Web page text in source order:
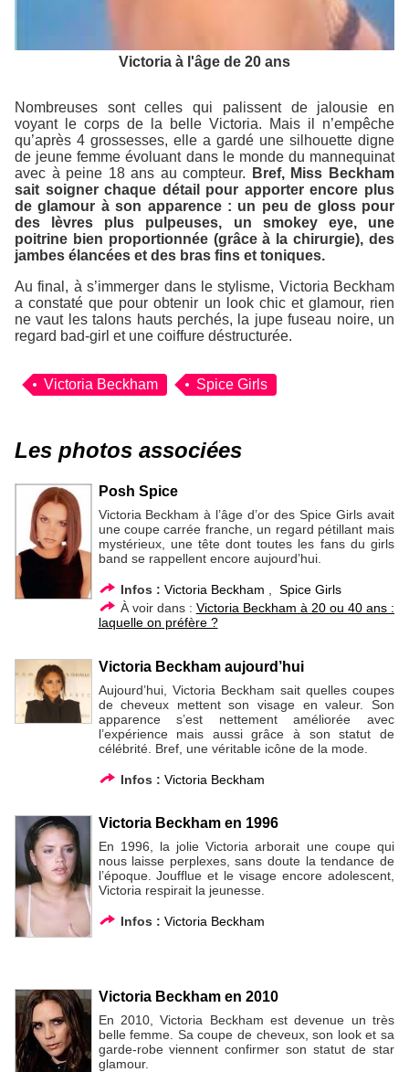
Victoria à l'âge de 20 ans
Nombreuses sont celles qui palissent de jalousie en
voyant le corps de la belle Victoria. Mais il n’empêche
qu’après 4 grossesses, elle a gardé une silhouette digne
de jeune femme évoluant dans le monde du mannequinat
avec à peine 18 ans au compteur.
Bref, Miss Beckham
sait soigner chaque détail pour apporter encore plus
de glamour à son apparence : un peu de gloss pour
des lèvres plus pulpeuses, un smokey eye, une
poitrine bien proportionnée (grâce à la chirurgie), des
jambes élancées et des bras fins et toniques.
Au final, à s’immerger dans le stylisme, Victoria Beckham
a constaté que pour obtenir un look chic et glamour, rien
ne vaut les talons hauts perchés, la jupe fuseau noire, un
regard bad-girl et une coiffure déstructurée.
Victoria Beckham Spice Girls
Les photos associées
Posh Spice
Victoria Beckham à l’âge d’or des Spice Girls avait
une coupe carrée franche, un regard pétillant mais
mystérieux, une tête dont toutes les fans du girls
band se rappellent encore aujourd’hui.
Infos : Victoria Beckham , Spice Girls
À voir dans : Victoria Beckham à 20 ou 40 ans :
laquelle on préfère ?
Victoria Beckham aujourd’hui
Aujourd’hui, Victoria Beckham sait quelles coupes
de cheveux mettent son visage en valeur. Son
apparence s’est nettement améliorée avec
l’expérience mais aussi grâce à son statut de
célébrité. Bref, une véritable icône de la mode.
Infos : Victoria Beckham
Victoria Beckham en 1996
En 1996, la jolie Victoria arborait une coupe qui
nous laisse perplexes, sans doute la tendance de
l’époque. Joufflue et le visage encore adolescent,
Victoria respirait la jeunesse.
Infos : Victoria Beckham
Victoria Beckham en 2010
En 2010, Victoria Beckham est devenue un très
belle femme. Sa coupe de cheveux, son look et sa
garde-robe viennent confirmer son statut de star
glamour.